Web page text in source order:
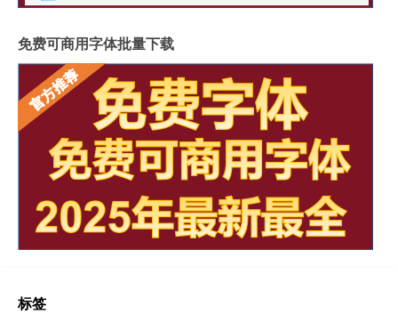
免费可商用字体批量下载
标签